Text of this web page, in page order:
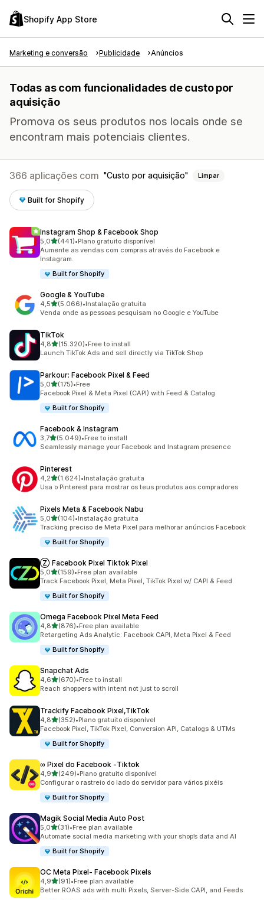
Shopify App Store
Marketing e conversão Publicidade Anúncios
Todas as com funcionalidades de custo por
aquisição
Promova os seus produtos nos locais onde se
encontram mais potenciais clientes.
366 aplicações com Custo por aquisição Limpar
Built for Shopify
Instagram Shop & Facebook Shop
5,0de 5 estrelas
(441)
441 total de avaliações
•Plano gratuito disponível
Aumente as vendas com compras através do Facebook e
Instagram.
Built for Shopify
Google & YouTube
4,5de 5 estrelas
(5.066)
5066 total de avaliações
•Instalação gratuita
Venda onde as pessoas pesquisam no Google e YouTube
TikTok
4,8de 5 estrelas
(15.320)
15320 total de avaliações
•Free to install
Launch TikTok Ads and sell directly via TikTok Shop
Parkour: Facebook Pixel & Feed
5,0de 5 estrelas
(175)
175 total de avaliações
•Free
Facebook Pixel & Meta Pixel (CAPI) with Feed & Catalog
Built for Shopify
Facebook & Instagram
3,7de 5 estrelas
(5.049)
5049 total de avaliações
•Free to install
Seamlessly manage your Facebook and Instagram presence
Pinterest
4,2de 5 estrelas
(1.624)
1624 total de avaliações
•Instalação gratuita
Usa o Pinterest para mostrar os teus produtos aos compradores
Pixels Meta & Facebook Nabu
5,0de 5 estrelas
(104)
104 total de avaliações
•Instalação gratuita
Tracking preciso de Meta Pixel para melhorar anúncios Facebook
Built for Shopify
Ⓩ Facebook Pixel Tiktok Pixel
5,0de 5 estrelas
(159)
159 total de avaliações
•Free plan available
Track Facebook Pixel, Meta Pixel, TikTok Pixel w/ CAPI & Feed
Built for Shopify
Omega Facebook Pixel Meta Feed
4,8de 5 estrelas
(876)
876 total de avaliações
•Free plan available
Retargeting Ads Analytic: Facebook CAPI, Meta Pixel & Feed
Built for Shopify
Snapchat Ads
4,6de 5 estrelas
(670)
670 total de avaliações
•Free to install
Reach shoppers with intent not just to scroll
Trackify Facebook Pixel,TikTok
4,8de 5 estrelas
(352)
352 total de avaliações
•Plano gratuito disponível
Facebook Pixel, TikTok Pixel, Conversion API, Catalogs & UTMs
Built for Shopify
∞ Pixel do Facebook ‑Tiktok
4,9de 5 estrelas
(249)
249 total de avaliações
•Plano gratuito disponível
Configurar o rastreio do lado do servidor para vários pixéis
Built for Shopify
Magik Social Media Auto Post
5,0de 5 estrelas
(31)
31 total de avaliações
•Free plan available
Automate social media marketing with your shop’s data and AI
Built for Shopify
OC Meta Pixel‑ Facebook Pixels
4,9de 5 estrelas
(91)
91 total de avaliações
•Free plan available
Better ROAS ads with multi Pixels, Server-Side CAPI, and Feeds